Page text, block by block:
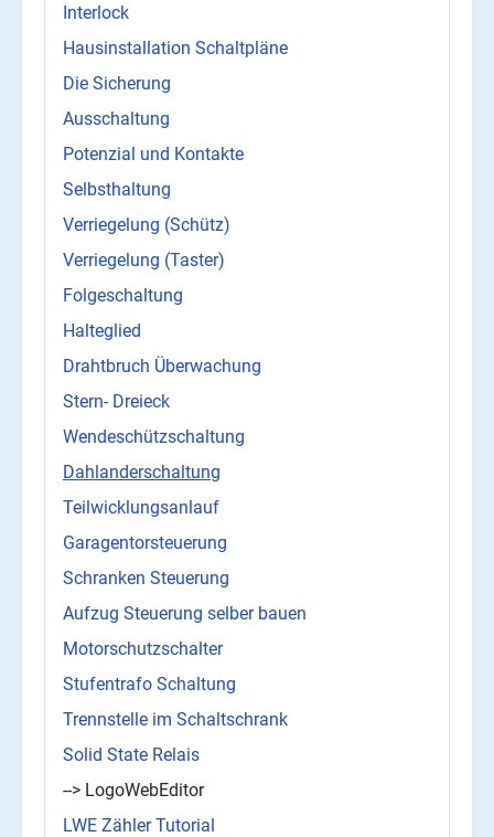
Interlock
Hausinstallation Schaltpläne
Die Sicherung
Ausschaltung
Potenzial und Kontakte
Selbsthaltung
Verriegelung (Schütz)
Verriegelung (Taster)
Folgeschaltung
Halteglied
Drahtbruch Überwachung
Stern- Dreieck
Wendeschützschaltung
Dahlanderschaltung
Teilwicklungsanlauf
Garagentorsteuerung
Schranken Steuerung
Aufzug Steuerung selber bauen
Motorschutzschalter
Stufentrafo Schaltung
Trennstelle im Schaltschrank
Solid State Relais
--> LogoWebEditor
LWE Zähler Tutorial